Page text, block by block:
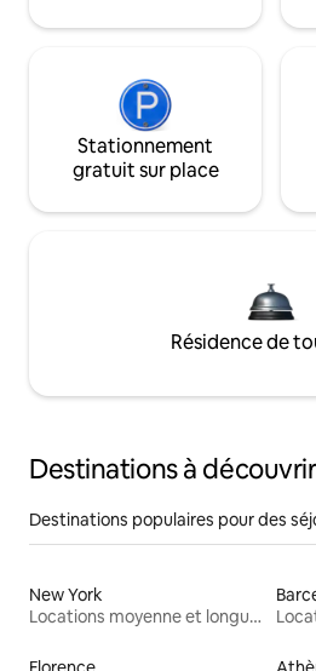
Stationnement
gratuit sur place
Résidence de
Destinations à découvrir
Destinations populaires pour des
New York
Locations moyenne et longue durée